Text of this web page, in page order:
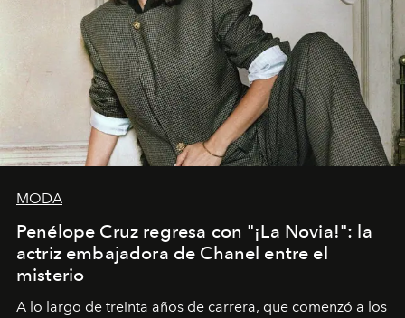
MODA
Penélope Cruz regresa con "¡La Novia!": la
actriz embajadora de Chanel entre el
misterio
A lo largo de treinta años de carrera, que comenzó a los